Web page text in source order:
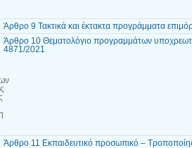
Άρθρο 9 Τακτικά και έκτακτα προγράμματα
Άρθρο 10 Θεματολόγιο προγραμμάτων
4871/2021
Άρθρο 11 Εκπαιδευτικό προσωπικό –